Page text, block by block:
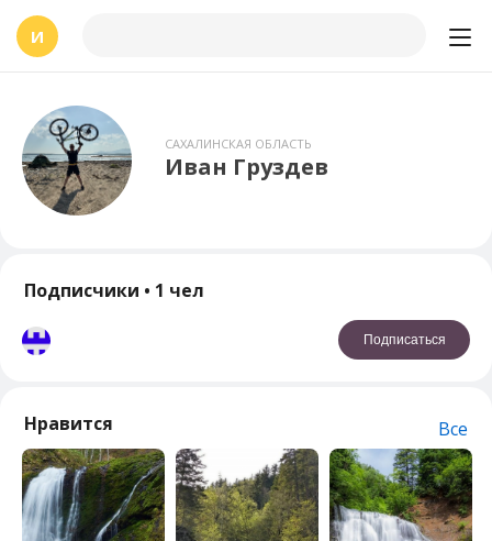
И
САХАЛИНСКАЯ ОБЛАСТЬ
Иван Груздев
Подписчики • 1 чел
Подписаться
Нравится Все